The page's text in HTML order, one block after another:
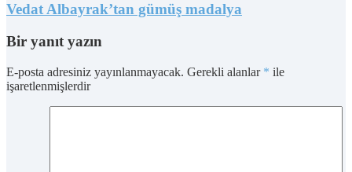
Vedat Albayrak’tan gümüş madalya
Bir yanıt yazın
E-posta adresiniz yayınlanmayacak. Gerekli alanlar * ile
işaretlenmişlerdir